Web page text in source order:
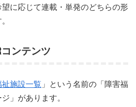
に応じて連載・単発のどちらの形
ンテンツ
施設一覧 」という名前の「障害福
」があります。